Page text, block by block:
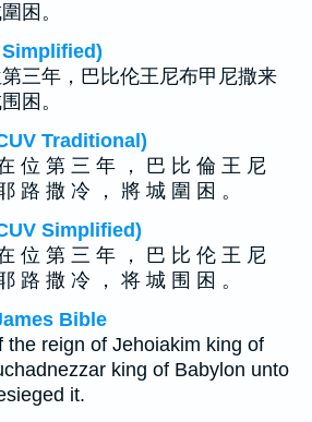
困。
Simplified)
三年，巴比伦王尼布甲尼撒来
困。
Traditional)
位 第 三 年 ， 巴 比 倫 王 尼
路 撒 冷 ， 將 城 圍 困 。
Simplified)
位 第 三 年 ， 巴 比 伦 王 尼
路 撒 冷 ， 将 城 围 困 。
Bible
the reign of Jehoiakim king of
king of Babylon unto
it.